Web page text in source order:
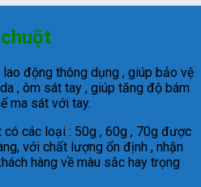
lao động thông dụng , giúp bảo vệ
, ôm sát tay , giúp tăng độ bám
ma sát với tay.
các loại : 50g , 60g , 70g được
với chất lượng ổn định , nhận
hàng về màu sắc hay trọng